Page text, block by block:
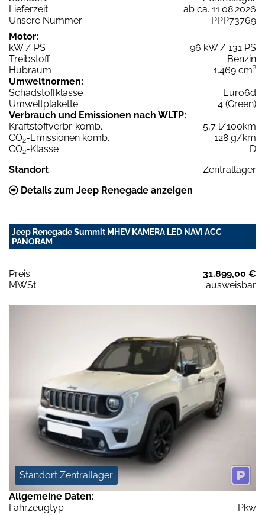
Lieferzeit
ab ca. 11.08.2026
Unsere Nummer
PPP73769
Motor:
kW / PS
96 kW / 131 PS
Treibstoff
Benzin
Hubraum
1.469 cm³
Umweltnormen:
Schadstoffklasse
Euro6d
Umweltplakette
4 (Green)
Verbrauch und Emissionen nach WLTP:
Kraftstoffverbr. komb.
5,7 l/100km
CO2-Emissionen komb.
128 g/km
CO2-Klasse
D
Standort
Zentrallager
Details zum Jeep Renegade anzeigen
Jeep Renegade Summit MHEV KAMERA LED NAVI ACC
PANORAM
Preis:
31.899,00 €
MWSt:
ausweisbar
Standort Zentrallager
Allgemeine Daten:
Fahrzeugtyp
Pkw